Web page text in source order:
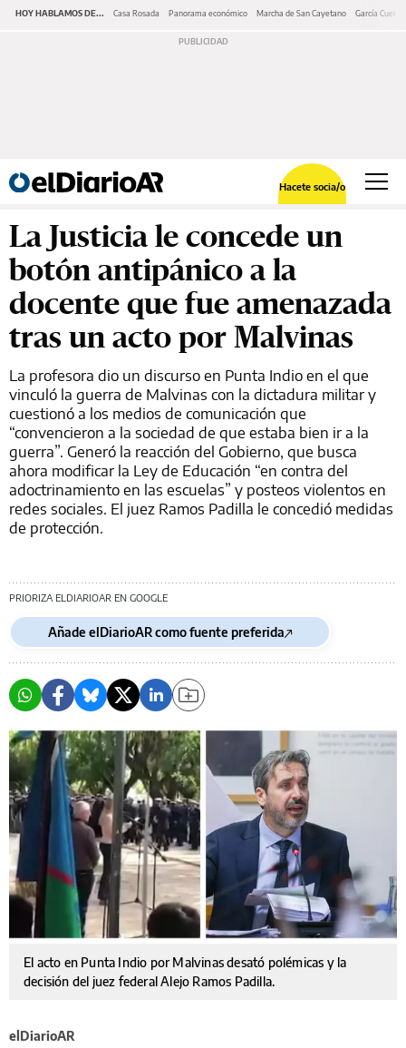
HOY HABLAMOS DE... Casa Rosada Panorama económico Marcha de San Cayetano García Cuerva
Hacete socia/o
La Justicia le concede un
botón antipánico a la
docente que fue amenazada
tras un acto por Malvinas
La profesora dio un discurso en Punta Indio en el que
vinculó la guerra de Malvinas con la dictadura militar y
cuestionó a los medios de comunicación que
“convencieron a la sociedad de que estaba bien ir a la
guerra”. Generó la reacción del Gobierno, que busca
ahora modificar la Ley de Educación “en contra del
adoctrinamiento en las escuelas” y posteos violentos en
redes sociales. El juez Ramos Padilla le concedió medidas
de protección.
PRIORIZA ELDIARIOAR EN GOOGLE
Añade elDiarioAR como fuente preferida
El acto en Punta Indio por Malvinas desató polémicas y la
decisión del juez federal Alejo Ramos Padilla.
elDiarioAR